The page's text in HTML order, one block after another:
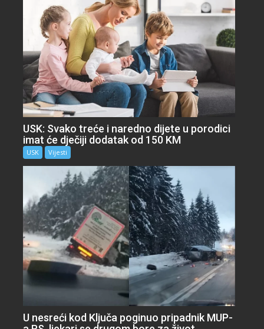
USK: Svako treće i naredno dijete u porodici
imat će dječiji dodatak od 150 KM
USK Vijesti
U nesreći kod Ključa poginuo pripadnik MUP-